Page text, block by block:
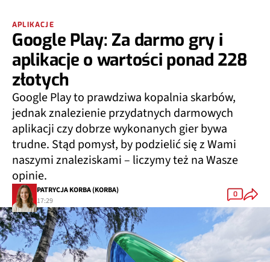
APLIKACJE
Google Play: Za darmo gry i
aplikacje o wartości ponad 228
złotych
Google Play to prawdziwa kopalnia skarbów,
jednak znalezienie przydatnych darmowych
aplikacji czy dobrze wykonanych gier bywa
trudne. Stąd pomysł, by podzielić się z Wami
naszymi znaleziskami – liczymy też na Wasze
opinie.
PATRYCJA KORBA (KORBA)
17:29
0